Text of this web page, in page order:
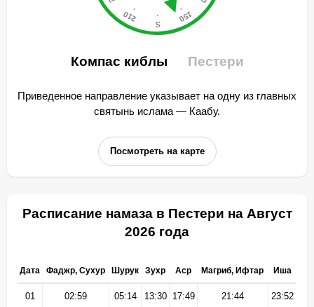
Компас киблы Пестери
Приведенное направление указывает на одну из главных
святынь ислама — Каабу.
Посмотреть на карте
Расписание намаза в Пестери на Август
2026 года
Дата Фаджр, Сухур Шурук Зухр Аср Магриб, Ифтар Иша
01 02:59 05:14 13:30 17:49 21:44 23:52